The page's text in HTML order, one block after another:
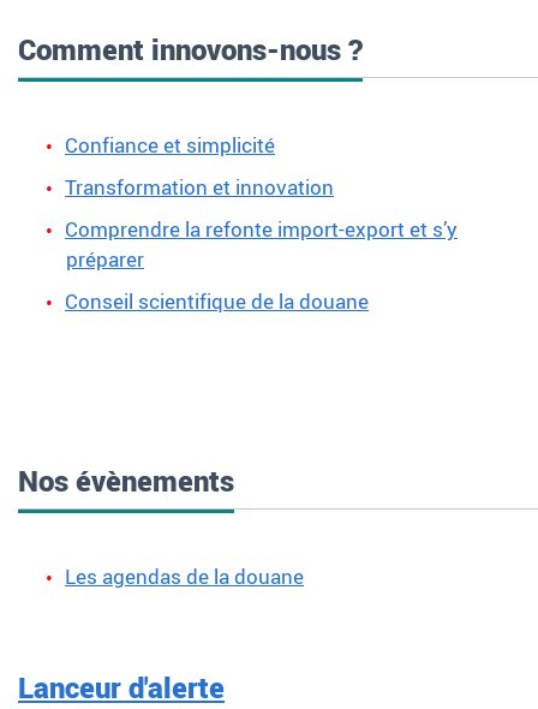
Comment innovons-nous ?
Confiance et simplicité
Transformation et innovation
Comprendre la refonte import-export et s’y
préparer
Conseil scientifique de la douane
Nos évènements
Les agendas de la douane
Lanceur d'alerte